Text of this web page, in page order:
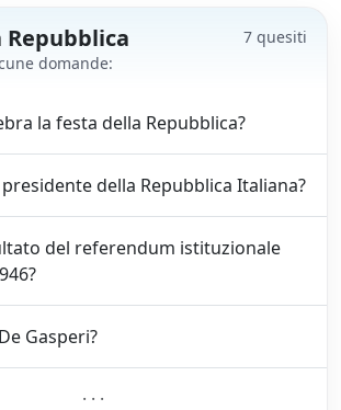
Repubblica
domande:
7 quesiti
la festa della Repubblica?
della Repubblica Italiana?
del referendum istituzionale
Gasperi?
···